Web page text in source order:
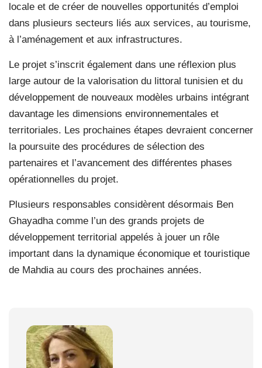
locale et de créer de nouvelles opportunités d’emploi
dans plusieurs secteurs liés aux services, au tourisme,
à l’aménagement et aux infrastructures.
Le projet s’inscrit également dans une réflexion plus
large autour de la valorisation du littoral tunisien et du
développement de nouveaux modèles urbains intégrant
davantage les dimensions environnementales et
territoriales. Les prochaines étapes devraient concerner
la poursuite des procédures de sélection des
partenaires et l’avancement des différentes phases
opérationnelles du projet.
Plusieurs responsables considèrent désormais Ben
Ghayadha comme l’un des grands projets de
développement territorial appelés à jouer un rôle
important dans la dynamique économique et touristique
de Mahdia au cours des prochaines années.